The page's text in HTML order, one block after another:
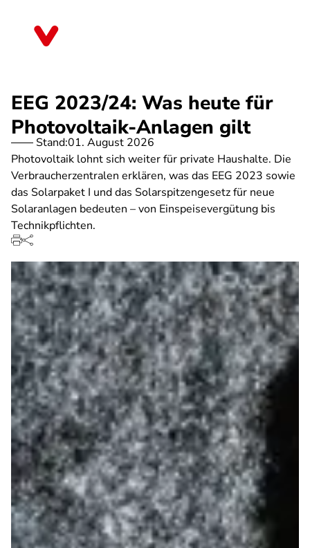
EEG 2023/24: Was heute für
Photovoltaik-Anlagen gilt
Stand:01. August 2026
Photovoltaik lohnt sich weiter für private Haushalte. Die
Verbraucherzentralen erklären, was das EEG 2023 sowie
das Solarpaket I und das Solarspitzengesetz für neue
Solaranlagen bedeuten – von Einspeisevergütung bis
Technikpflichten.